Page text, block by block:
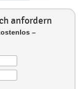
anfordern
–